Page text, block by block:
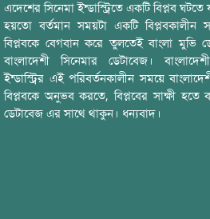
এদেশের সিনেমা ইন্ডাস্ট্রিতে একটি বিপ্লব ঘটতে
হয়তো বর্তমান সময়টা একটি বিপ্লবকালীন
বিপ্লবকে বেগবান করে তুলতেই বাংলা মুভি
বাংলাদেশী সিনেমার ডেটাবেজ।
ইন্ডাস্ট্রির এই পরিবর্তনকালীন সময়ে
বিপ্লবকে অনুভব করতে, বিপ্লবের সাক্ষী হতে
ডেটাবেজ এর সাথে থাকুন। ধন্যবাদ।